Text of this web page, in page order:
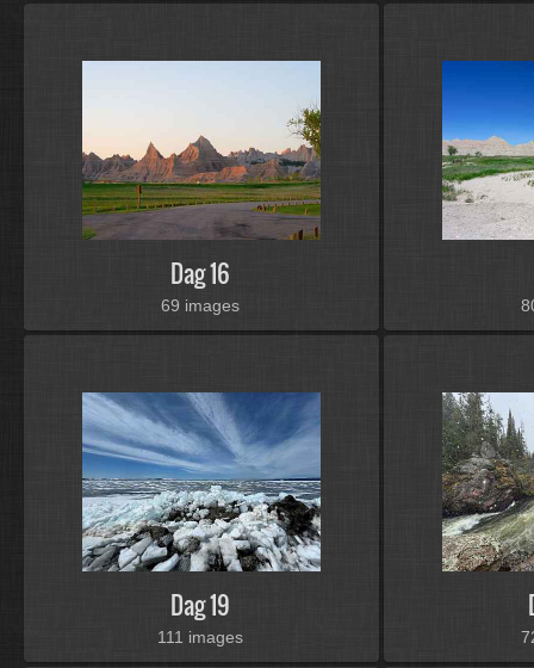
Dag 16
69 images
Dag 19
111 images